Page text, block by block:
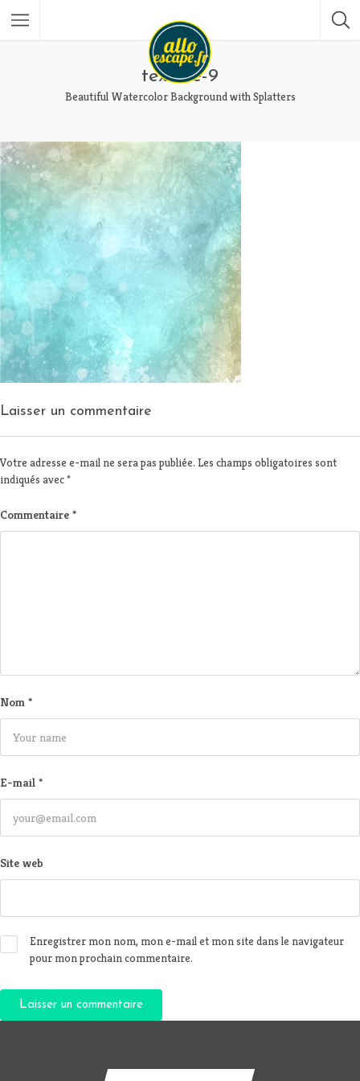
texture-9
Beautiful Watercolor Background with Splatters
Laisser un commentaire
Votre adresse e-mail ne sera pas publiée. Les champs obligatoires sont
indiqués avec*
Commentaire *
Nom *
E-mail *
Site web
Enregistrer mon nom, mon e-mail et mon site dans le navigateur
pour mon prochain commentaire.